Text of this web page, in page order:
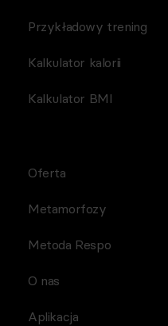
Przykładowy trening
Kalkulator kalorii
Kalkulator BMI
Oferta
Metamorfozy
Metoda Respo
O nas
Aplikacja